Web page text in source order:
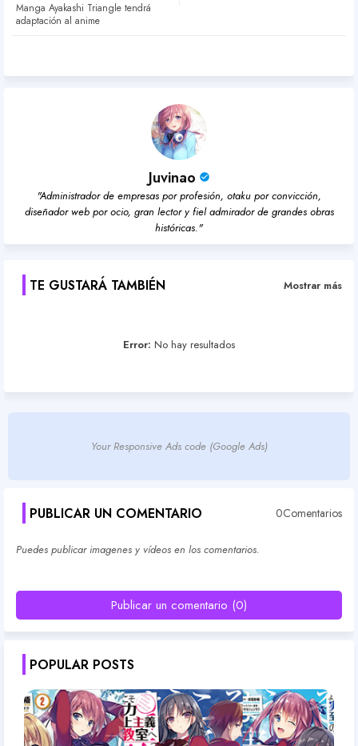
Manga Ayakashi Triangle tendrá
adaptación al anime
Juvinao
"Administrador de empresas por profesión, otaku por convicción,
diseñador web por ocio, gran lector y fiel admirador de grandes obras
históricas."
TE GUSTARÁ TAMBIÉN Mostrar más
Error: No hay resultados
Your Responsive Ads code (Google Ads)
PUBLICAR UN COMENTARIO 0Comentarios
Puedes publicar imagenes y vídeos en los comentarios.
Publicar un comentario (0)
POPULAR POSTS